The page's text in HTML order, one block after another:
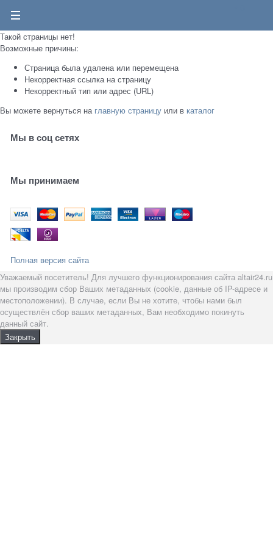
Такой страницы нет!
Возможные причины:
Страница была удалена или перемещена
Некорректная ссылка на страницу
Некорректный тип или адрес (URL)
Вы можете вернуться на главную страницу или в каталог
Мы в соц сетях
Мы принимаем
Полная версия сайта
Уважаемый посетитель! Для лучшего функционирования сайта altair24.ru
мы производим сбор Ваших метаданных (cookie, данные об IP-адресе и
местоположении). В случае, если Вы не хотите, чтобы нами был
осуществлён сбор ваших метаданных, Вам необходимо покинуть
данный сайт.
Закрыть